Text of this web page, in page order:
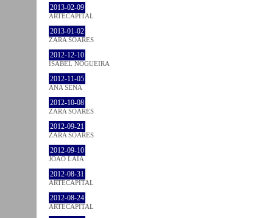
2013-02-09
ARTECAPITAL
2013-01-02
ZARA SOARES
2012-12-10
ISABEL NOGUEIRA
2012-11-05
ANA SENA
2012-10-08
ZARA SOARES
2012-09-21
ZARA SOARES
2012-09-10
JOÃO LAIA
2012-08-31
ARTECAPITAL
2012-08-24
ARTECAPITAL